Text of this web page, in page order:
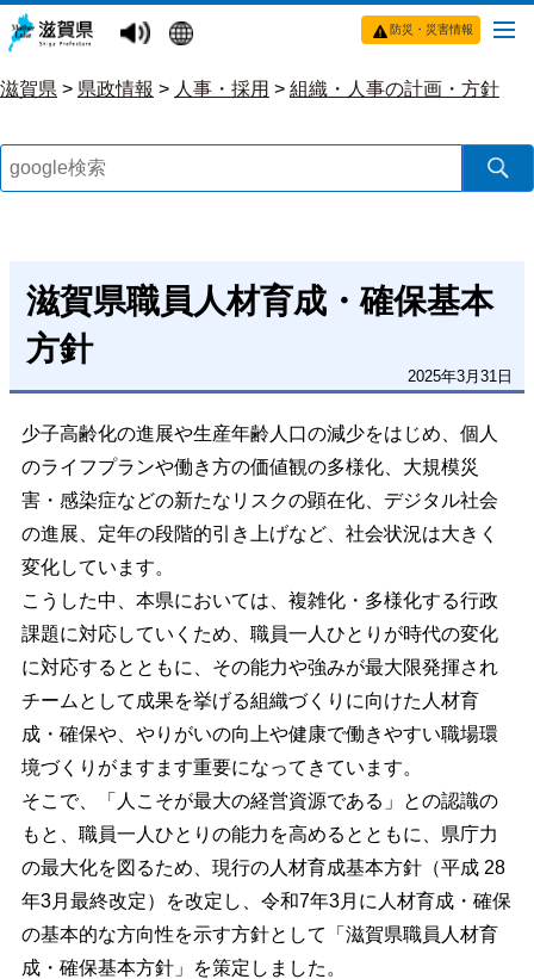
防災・災害情報
滋賀県 > 県政情報 > 人事・採用 > 組織・人事の計画・方針
滋賀県職員人材育成・確保基本
方針
2025年3月31日
少子高齢化の進展や生産年齢人口の減少をはじめ、個人
のライフプランや働き方の価値観の多様化、大規模災
害・感染症などの新たなリスクの顕在化、デジタル社会
の進展、定年の段階的引き上げなど、社会状況は大きく
変化しています。
こうした中、本県においては、複雑化・多様化する行政
課題に対応していくため、職員一人ひとりが時代の変化
に対応するとともに、その能力や強みが最大限発揮され
チームとして成果を挙げる組織づくりに向けた人材育
成・確保や、やりがいの向上や健康で働きやすい職場環
境づくりがますます重要になってきています。
そこで、「人こそが最大の経営資源である」との認識の
もと、職員一人ひとりの能力を高めるとともに、県庁力
の最大化を図るため、現行の人材育成基本方針（平成 28
年3月最終改定）を改定し、令和7年3月に人材育成・確保
の基本的な方向性を示す方針として「滋賀県職員人材育
成・確保基本方針」を策定しました。